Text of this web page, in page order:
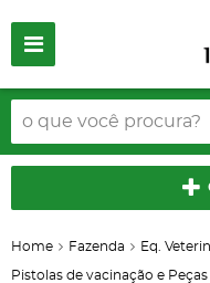
Home Fazenda Eq.
Pistolas de vacinação e